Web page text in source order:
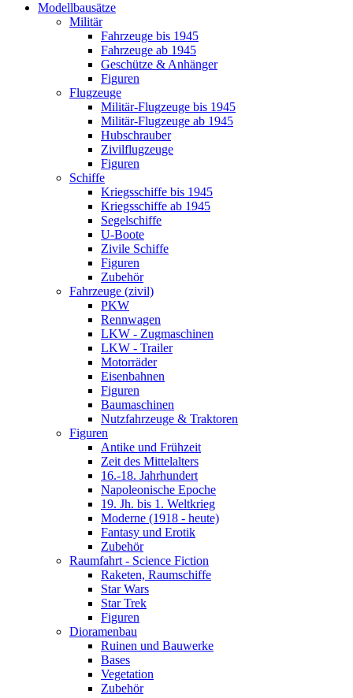
Modellbausätze
Militär
Fahrzeuge bis 1945
Fahrzeuge ab 1945
Geschütze & Anhänger
Figuren
Flugzeuge
Militär-Flugzeuge bis 1945
Militär-Flugzeuge ab 1945
Hubschrauber
Zivilflugzeuge
Figuren
Schiffe
Kriegsschiffe bis 1945
Kriegsschiffe ab 1945
Segelschiffe
U-Boote
Zivile Schiffe
Figuren
Zubehör
Fahrzeuge (zivil)
PKW
Rennwagen
LKW - Zugmaschinen
LKW - Trailer
Motorräder
Eisenbahnen
Figuren
Baumaschinen
Nutzfahrzeuge & Traktoren
Figuren
Antike und Frühzeit
Zeit des Mittelalters
16.-18. Jahrhundert
Napoleonische Epoche
19. Jh. bis 1. Weltkrieg
Moderne (1918 - heute)
Fantasy und Erotik
Zubehör
Raumfahrt - Science Fiction
Raketen, Raumschiffe
Star Wars
Star Trek
Figuren
Dioramenbau
Ruinen und Bauwerke
Bases
Vegetation
Zubehör